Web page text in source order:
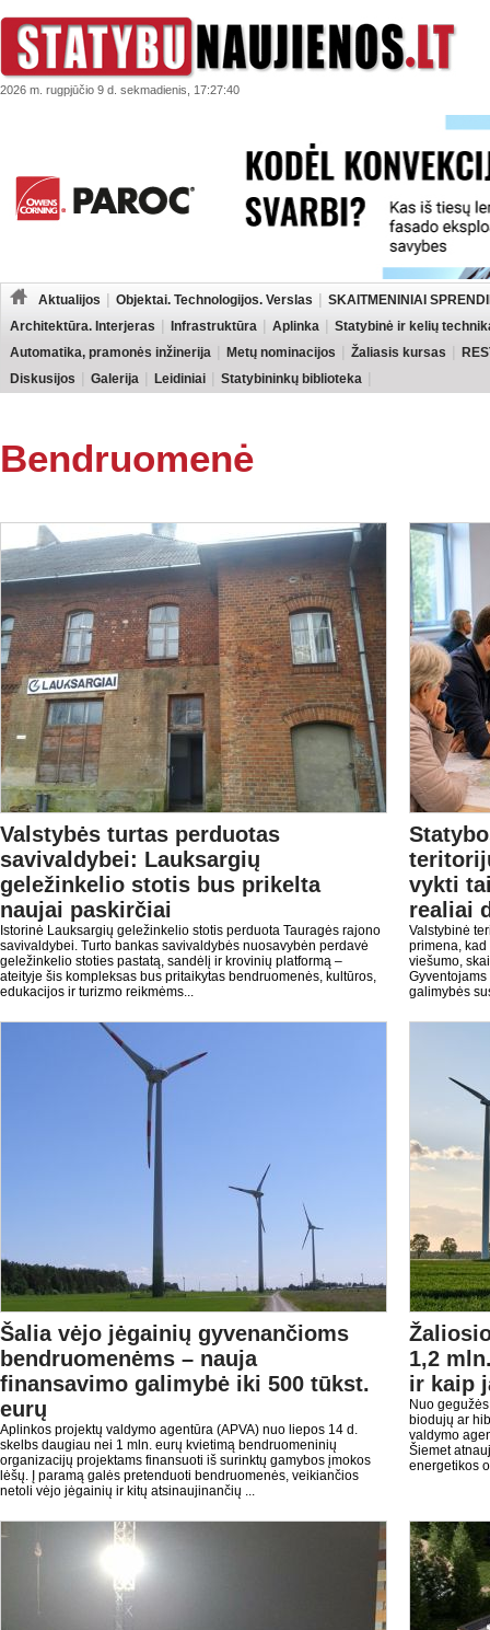
2026 m. rugpjūčio 9 d. sekmadienis, 17:27:40
Aktualijos Objektai. Technologijos. Verslas
SKAITMENINIAI
Architektūra. Interjeras
Infrastruktūra Aplinka
Statybinė ir kelių
Automatika, pramonės inžinerija
Metų nominacijos Žaliasis kursas
Diskusijos
Galerija Leidiniai Statybininkų biblioteka
Bendruomenė
Valstybės turtas perduotas
savivaldybei: Lauksargių
geležinkelio stotis bus prikelta
naujai paskirčiai
Istorinė Lauksargių geležinkelio stotis perduota Tauragės rajono
savivaldybei. Turto bankas savivaldybės nuosavybėn perdavė
geležinkelio stoties pastatą, sandėlį ir krovinių platformą –
ateityje šis kompleksas bus pritaikytas bendruomenės, kultūros,
edukacijos ir turizmo reikmėms...
vykti
realiai
Valstybinė
primena,
viešumo,
galimybės
Šalia vėjo jėgainių gyvenančioms
bendruomenėms – nauja
finansavimo galimybė iki 500 tūkst.
eurų
Aplinkos projektų valdymo agentūra (APVA) nuo liepos 14 d.
skelbs daugiau nei 1 mln. eurų kvietimą bendruomeninių
organizacijų projektams finansuoti iš surinktų gamybos įmokos
lėšų. Į paramą galės pretenduoti bendruomenės, veikiančios
netoli vėjo jėgainių ir kitų atsinaujinančių ...
1,2
ir kaip
Nuo
biodujų ar
valdymo
Šiemet
energetikos